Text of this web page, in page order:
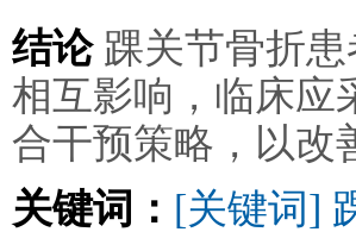
结论踝关节骨折患
相互影响，临床应
合干预策略，以改
关键词： [关键词]